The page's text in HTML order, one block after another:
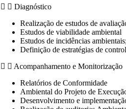
Diagnóstico
Realização de estudos de
Estudos de viabilidade ambiental
Estudos de incidências ambientais;
Definição de estratégias de
Acompanhamento e Monitorização
Relatórios de Conformidade
Ambiental do Projeto de
Desenvolvimento e